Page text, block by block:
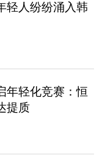
轻人纷纷涌入韩
年轻化竞赛：恒
提质